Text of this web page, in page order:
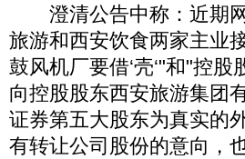
澄清公告中称：近期网
旅游和西安饮食两家主业
鼓风机厂要借‘壳‘"和"控
向控股股东西安旅游集团
证券第五大股东为真实的
有转让公司股份的意向，